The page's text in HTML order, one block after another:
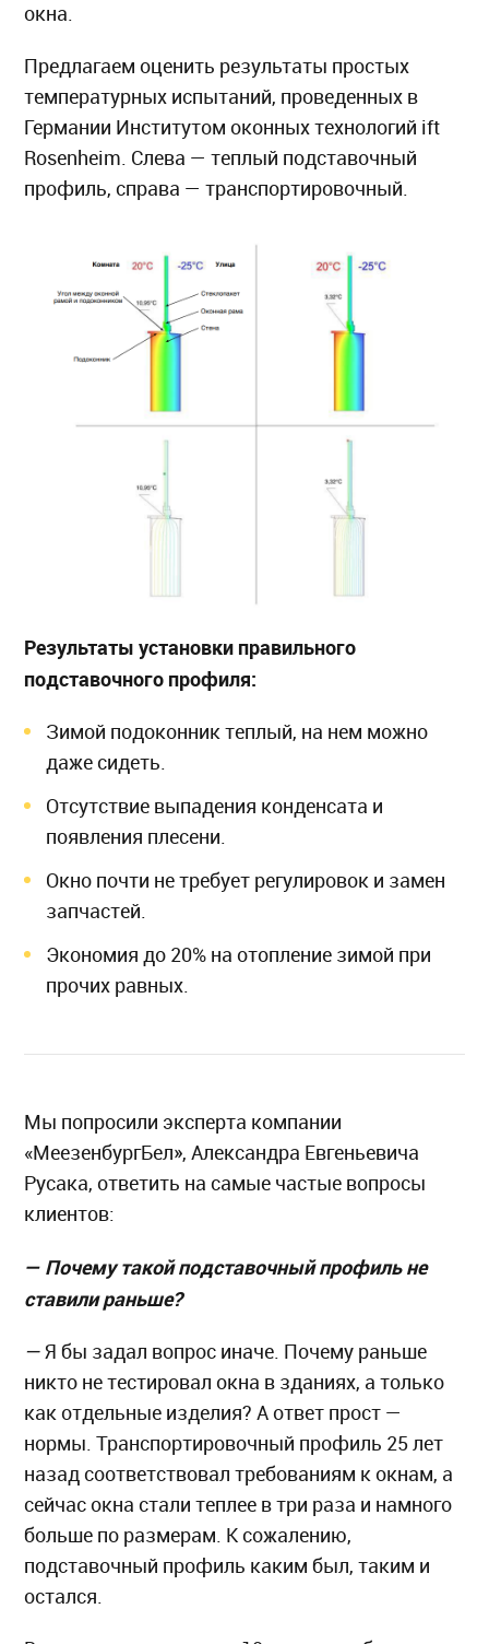
окна.
Предлагаем оценить результаты простых
температурных испытаний, проведенных в
Германии Институтом оконных технологий ift
Rosenheim. Слева — теплый подставочный
профиль, справа — транспортировочный.
Результаты установки правильного
подставочного профиля:
Зимой подоконник теплый, на нем можно
даже сидеть.
Отсутствие выпадения конденсата и
появления плесени.
Окно почти не требует регулировок и замен
запчастей.
Экономия до 20% на отопление зимой при
прочих равных.
Мы попросили эксперта компании
«МеезенбургБел», Александра Евгеньевича
Русака, ответить на самые частые вопросы
клиентов:
— Почему такой подставочный профиль не
ставили раньше?
—Я бы задал вопрос иначе. Почему раньше
никто не тестировал окна в зданиях, а только
как отдельные изделия? А ответ прост —
нормы. Транспортировочный профиль 25 лет
назад соответствовал требованиям к окнам, а
сейчас окна стали теплее в три раза и намного
больше по размерам. К сожалению,
подставочный профиль каким был, таким и
остался.